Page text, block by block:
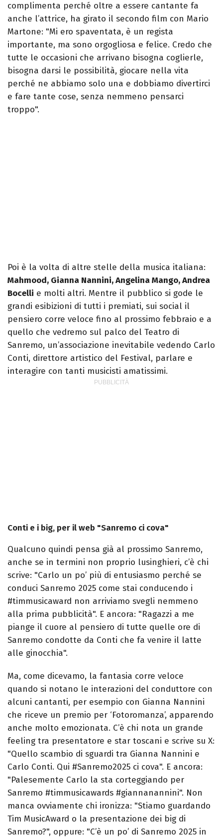
complimenta perché oltre a essere cantante fa
anche l’attrice, ha girato il secondo film con Mario
Martone: "Mi ero spaventata, è un regista
importante, ma sono orgogliosa e felice. Credo che
tutte le occasioni che arrivano bisogna coglierle,
bisogna darsi le possibilità, giocare nella vita
perché ne abbiamo solo una e dobbiamo divertirci
e fare tante cose, senza nemmeno pensarci
troppo".
Poi è la volta di altre stelle della musica italiana:
Mahmood, Gianna Nannini, Angelina Mango, Andrea
Bocelli e molti altri. Mentre il pubblico si gode le
grandi esibizioni di tutti i premiati, sui social il
pensiero corre veloce fino al prossimo febbraio e a
quello che vedremo sul palco del Teatro di
Sanremo, un’associazione inevitabile vedendo Carlo
Conti, direttore artistico del Festival, parlare e
interagire con tanti musicisti amatissimi.
Conti e i big, per il web "Sanremo ci cova"
Qualcuno quindi pensa già al prossimo Sanremo,
anche se in termini non proprio lusinghieri, c’è chi
scrive: "Carlo un po’ più di entusiasmo perché se
conduci Sanremo 2025 come stai conducendo i
#timmusicaward non arriviamo svegli nemmeno
alla prima pubblicità". E ancora: "Ragazzi a me
piange il cuore al pensiero di tutte quelle ore di
Sanremo condotte da Conti che fa venire il latte
alle ginocchia".
Ma, come dicevamo, la fantasia corre veloce
quando si notano le interazioni del conduttore con
alcuni cantanti, per esempio con Gianna Nannini
che riceve un premio per ‘Fotoromanza’, apparendo
anche molto emozionata. C’è chi nota un grande
feeling tra presentatore e star toscani e scrive su X:
"Quello scambio di sguardi tra Gianna Nannini e
Carlo Conti. Qui #Sanremo2025 ci cova". E ancora:
"Palesemente Carlo la sta corteggiando per
Sanremo #timmusicawards #giannanannini". Non
manca ovviamente chi ironizza: "Stiamo guardando
Tim MusicAward o la presentazione dei big di
Sanremo?", oppure: "C’è un po’ di Sanremo 2025 in